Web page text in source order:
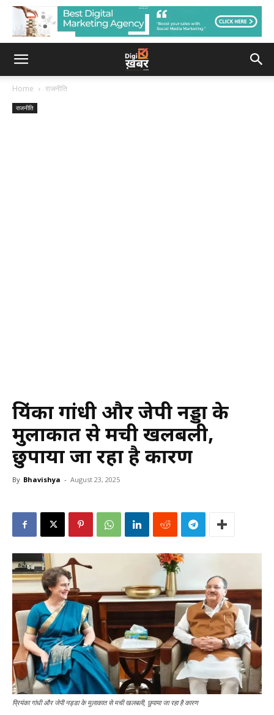
Home राजनीति
राजनीति
प्रियंका गांधी और जेपी नड्डा के
मुलाकात से मची खलबली,
छुपाया जा रहा है कारण
By Bhavishya - August 23, 2025
प्रियंका गांधी और जेपी नड्डा के मुलाकात से मची खलबली, छुपाया जा रहा है कारण